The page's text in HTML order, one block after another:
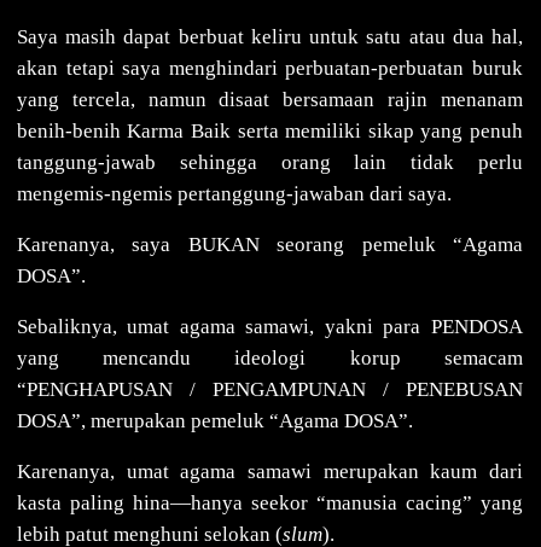
Saya masih dapat berbuat keliru untuk satu atau dua hal,
akan tetapi saya menghindari perbuatan-perbuatan buruk
yang tercela, namun disaat bersamaan rajin menanam
benih-benih Karma Baik serta memiliki sikap yang penuh
tanggung-jawab sehingga orang lain tidak perlu
mengemis-ngemis pertanggung-jawaban dari saya.
Karenanya, saya BUKAN seorang pemeluk “Agama
DOSA”.
Sebaliknya, umat agama samawi, yakni para PENDOSA
yang mencandu ideologi korup semacam
“PENGHAPUSAN / PENGAMPUNAN / PENEBUSAN
DOSA”, merupakan pemeluk “Agama DOSA”.
Karenanya, umat agama samawi merupakan kaum dari
kasta paling hina—hanya seekor “manusia cacing” yang
lebih patut menghuni selokan (slum).